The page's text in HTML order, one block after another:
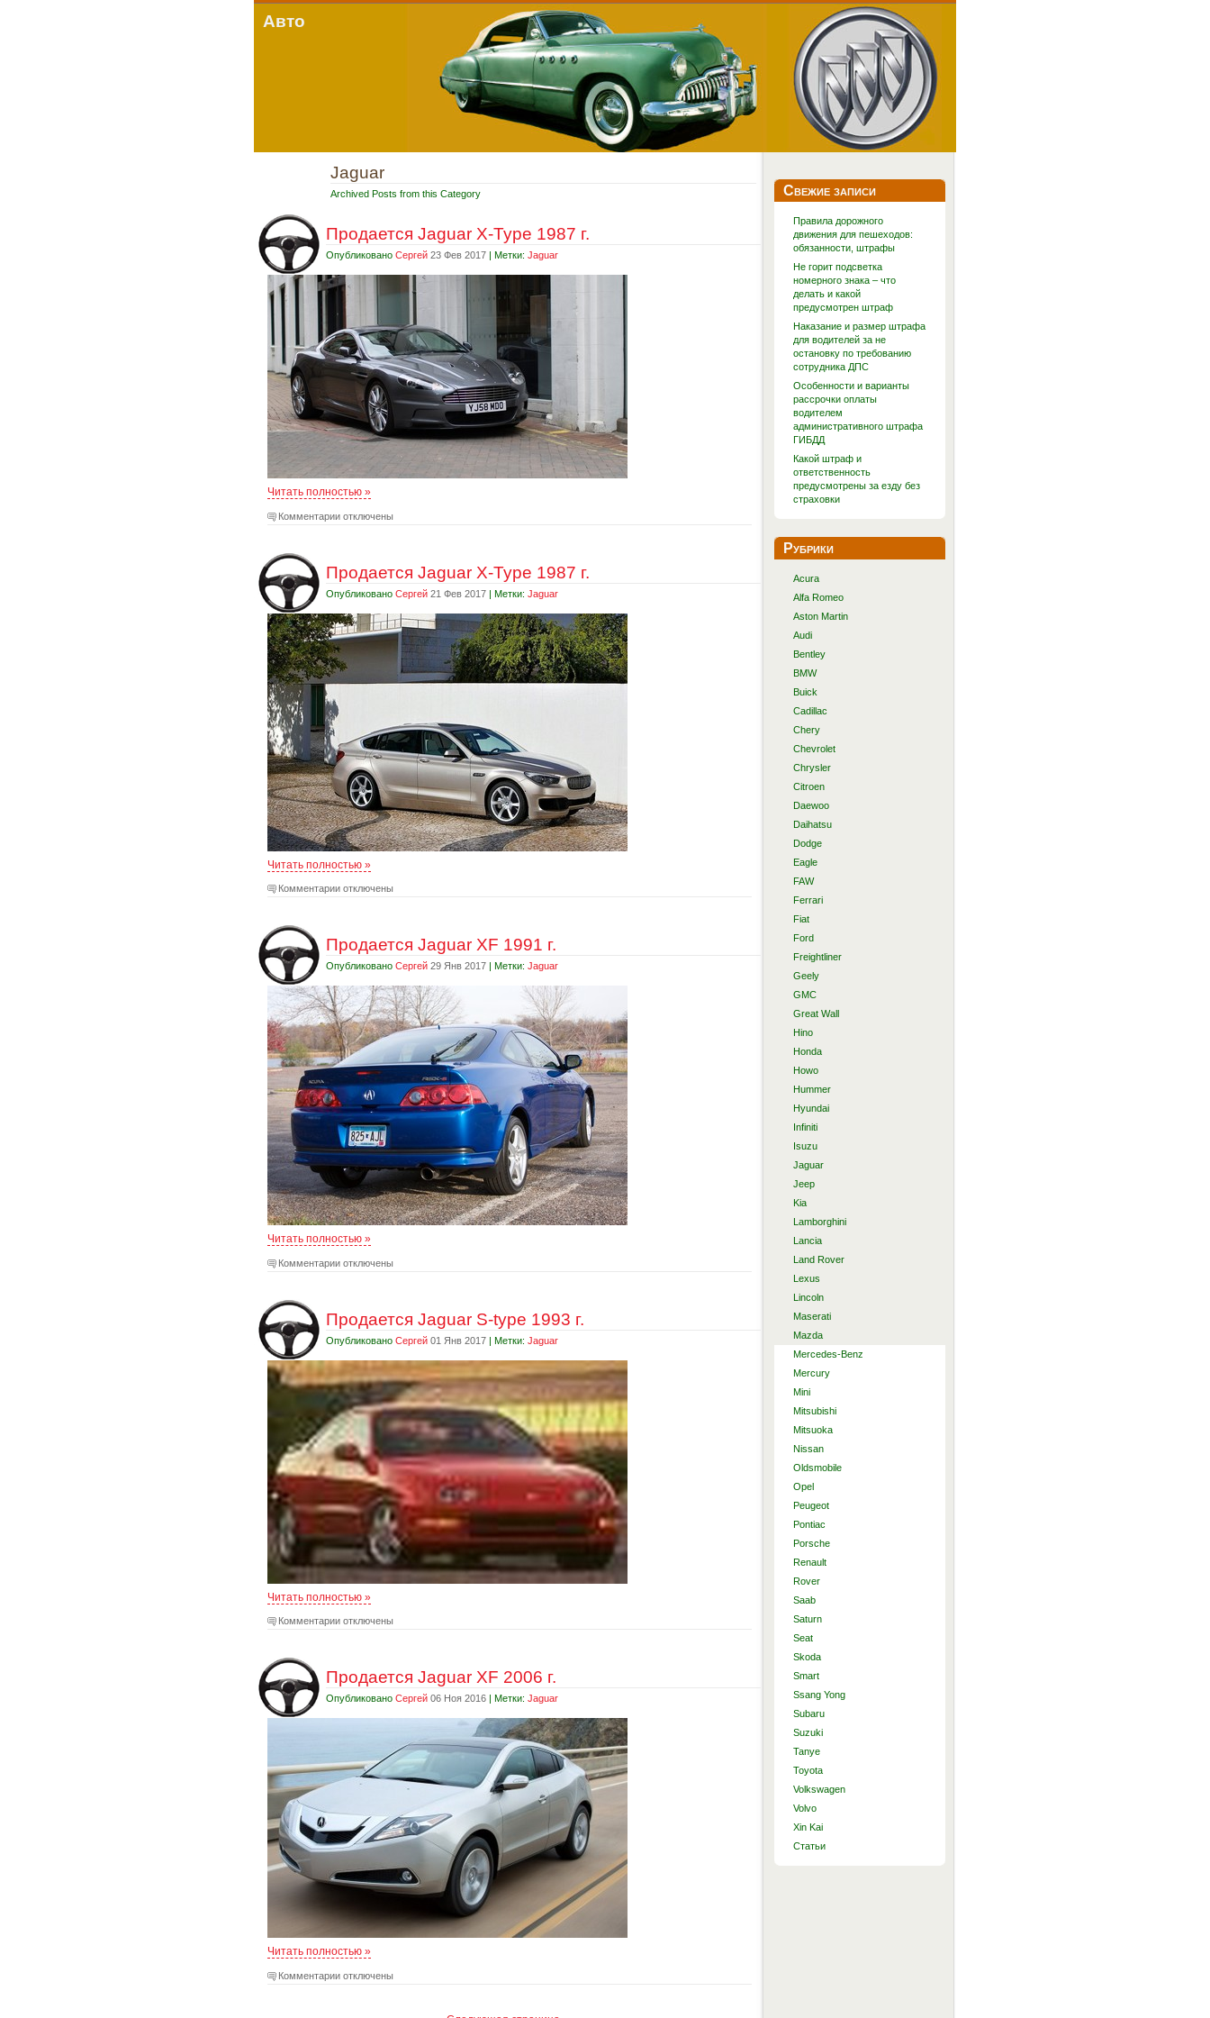
Авто
Jaguar
Archived Posts from this Category
Продается Jaguar X-Type 1987 г.
Опубликовано Сергей 23 Фев 2017 | Метки: Jaguar
Читать полностью »
Комментарии отключены
Продается Jaguar X-Type 1987 г.
Опубликовано Сергей 21 Фев 2017 | Метки: Jaguar
Читать полностью »
Комментарии отключены
Продается Jaguar XF 1991 г.
Опубликовано Сергей 29 Янв 2017 | Метки: Jaguar
Читать полностью »
Комментарии отключены
Продается Jaguar S-type 1993 г.
Опубликовано Сергей 01 Янв 2017 | Метки: Jaguar
Читать полностью »
Комментарии отключены
Продается Jaguar XF 2006 г.
Опубликовано Сергей 06 Ноя 2016 | Метки: Jaguar
Читать полностью »
Комментарии отключены
Свежие записи
Правила дорожного
движения для пешеходов:
обязанности, штрафы
Не горит подсветка
номерного знака – что
делать и какой
предусмотрен штраф
Наказание и размер штрафа
для водителей за не
остановку по требованию
сотрудника ДПС
Особенности и варианты
рассрочки оплаты
водителем
административного штрафа
ГИБДД
Какой штраф и
ответственность
предусмотрены за езду без
страховки
Рубрики
Acura
Alfa Romeo
Aston Martin
Audi
Bentley
BMW
Buick
Cadillac
Chery
Chevrolet
Chrysler
Citroen
Daewoo
Daihatsu
Dodge
Eagle
FAW
Ferrari
Fiat
Ford
Freightliner
Geely
GMC
Great Wall
Hino
Honda
Howo
Hummer
Hyundai
Infiniti
Isuzu
Jaguar
Jeep
Kia
Lamborghini
Lancia
Land Rover
Lexus
Lincoln
Maserati
Mazda
Mercedes-Benz
Mercury
Mini
Mitsubishi
Mitsuoka
Nissan
Oldsmobile
Opel
Peugeot
Pontiac
Porsche
Renault
Rover
Saab
Saturn
Seat
Skoda
Smart
Ssang Yong
Subaru
Suzuki
Tanye
Toyota
Volkswagen
Volvo
Xin Kai
Статьи